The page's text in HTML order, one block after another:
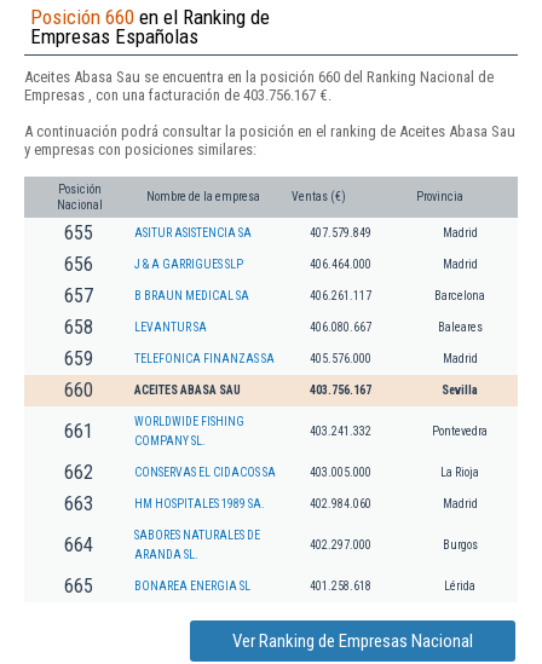
Posición 660 en el Ranking de
Empresas Españolas
Aceites Abasa Sau se encuentra en la posición 660 del Ranking Nacional de
Empresas , con una facturación de 403.756.167 €.
A continuación podrá consultar la posición en el ranking de Aceites Abasa Sau
y empresas con posiciones similares:
Posición
Nacional
Nombre de la empresa Ventas (€) Provincia
655 ASITUR ASISTENCIA SA 407.579.849 Madrid
656 J & A GARRIGUES SLP 406.464.000 Madrid
657 B BRAUN MEDICAL SA 406.261.117 Barcelona
658 LEVANTUR SA 406.080.667 Baleares
659 TELEFONICA FINANZAS SA 405.576.000 Madrid
660 ACEITES ABASA SAU 403.756.167 Sevilla
661
WORLDWIDE FISHING
COMPANY SL.
403.241.332 Pontevedra
662 CONSERVAS EL CIDACOS SA 403.005.000 La Rioja
663 HM HOSPITALES 1989 SA. 402.984.060 Madrid
664
SABORES NATURALES DE
ARANDA SL.
402.297.000 Burgos
665 BONAREA ENERGIA SL 401.258.618 Lérida
Ver Ranking de Empresas Nacional